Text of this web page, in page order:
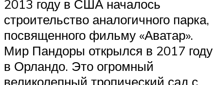
2013 году в США началось
строительство аналогичного парка,
посвященного фильму «Аватар».
Мир Пандоры открылся в 2017 году
в Орландо. Это огромный
великолепный тропический сад с